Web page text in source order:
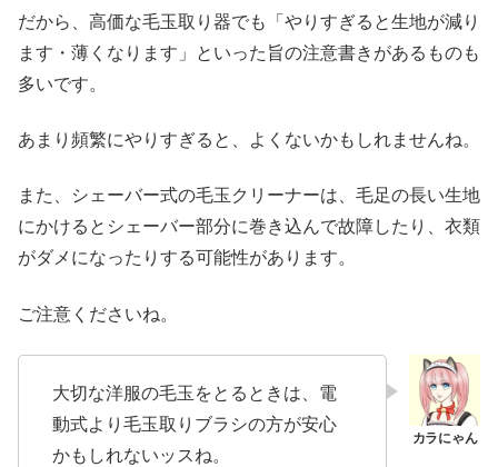
だから、高価な毛玉取り器でも「やりすぎると生地が減り
ます・薄くなります」といった旨の注意書きがあるものも
多いです。
あまり頻繁にやりすぎると、よくないかもしれませんね。
また、シェーバー式の毛玉クリーナーは、毛足の長い生地
にかけるとシェーバー部分に巻き込んで故障したり、衣類
がダメになったりする可能性があります。
ご注意くださいね。
大切な洋服の毛玉をとるときは、電
動式より毛玉取りブラシの方が安心
かもしれないッスね。